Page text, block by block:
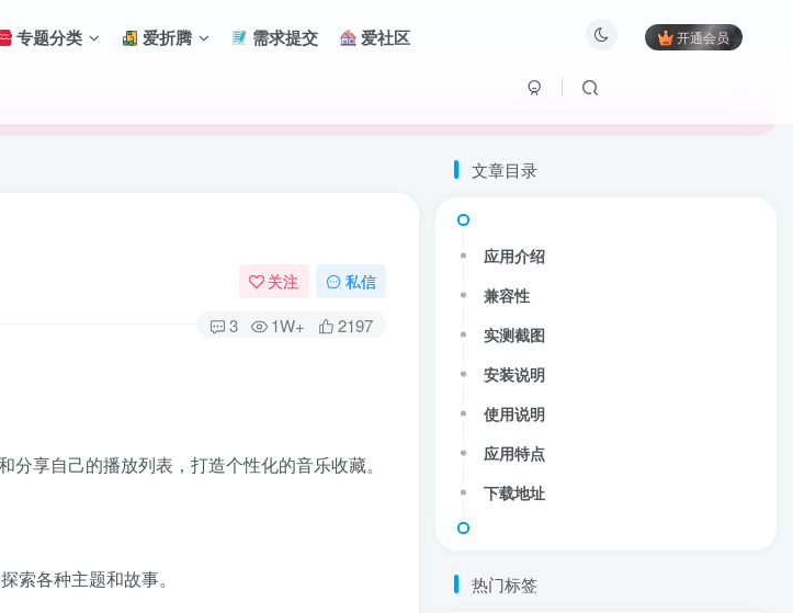
专题分类 爱折腾 需求提交 爱社区 开通会员
关注 私信
3 1W+ 2197
享自己的播放列表，打造个性化的音乐收藏。
索各种主题和故事。
文章目录
应用介绍
兼容性
实测截图
安装说明
使用说明
应用特点
下载地址
热门标签
使用其它方式登录或注册